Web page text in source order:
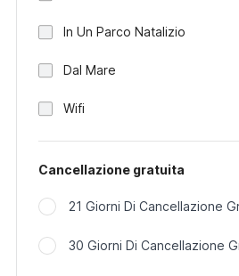
In Un Parco Natalizio
Dal Mare
Wifi
Cancellazione gratuita
21 Giorni Di Cancellazione
30 Giorni Di Cancellazione